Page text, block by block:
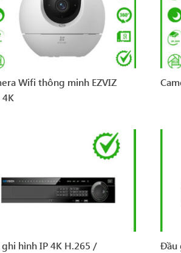
Wifi thông minh EZVIZ
4K
hình IP 4K H.265 /
Đầu